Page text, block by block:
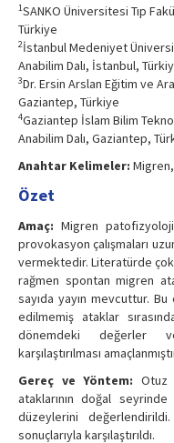
1SANKO Üniversitesi Tıp
Türkiye
2İstanbul Medeniyet
Anabilim Dalı, İstanbul,
3Dr. Ersin Arslan Eğitim ve
Gaziantep, Türkiye
4Gaziantep İslam Bilim
Anabilim Dalı, Gaziantep,
Anahtar Kelimeler:
Özet
Amaç: Migren
provokasyon çalışmaları
vermektedir. Literatürde çok
rağmen spontan migren
sayıda yayın mevcuttur.
edilmemiş ataklar
dönemdeki değerler
karşılaştırılması
Gereç ve Yöntem: Otuz
ataklarının doğal
düzeylerini
sonuçlarıyla karşılaştırıldı.